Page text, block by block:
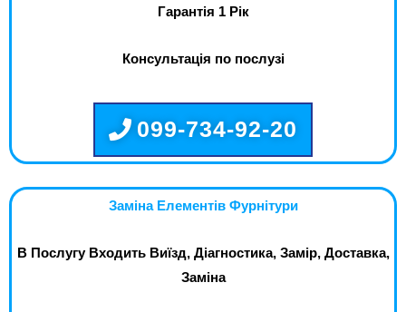
Гарантія 1 Рік
Консультація по послузі
099-734-92-20
Заміна Елементів Фурнітури
В Послугу Входить Виїзд, Діагностика, Замір, Доставка,
Заміна